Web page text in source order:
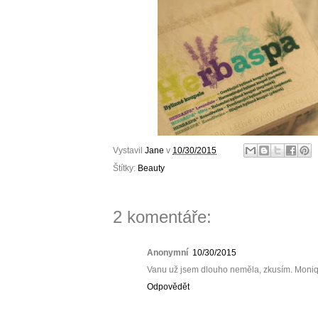
Vystavil Jane v 10/30/2015
Štítky: Beauty
2 komentáře:
Anonymní 10/30/2015
Vanu už jsem dlouho neměla, zkusím.
Odpovědět